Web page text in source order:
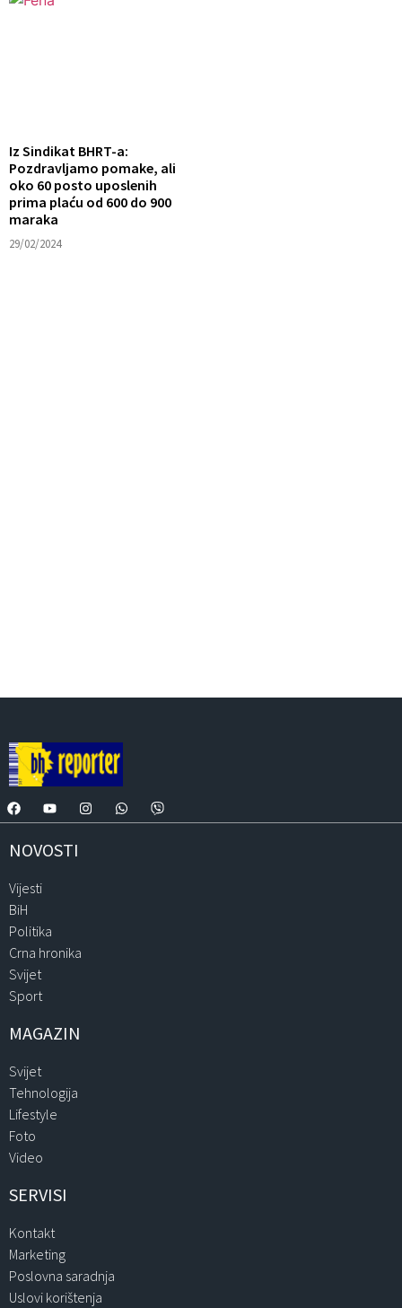
Iz Sindikat BHRT-a:
Pozdravljamo pomake, ali
oko 60 posto uposlenih
prima plaću od 600 do 900
maraka
29/02/2024
NOVOSTI
Vijesti
BiH
Politika
Crna hronika
Svijet
Sport
MAGAZIN
Svijet
Tehnologija
Lifestyle
Foto
Video
SERVISI
Kontakt
Marketing
Poslovna saradnja
Uslovi korištenja